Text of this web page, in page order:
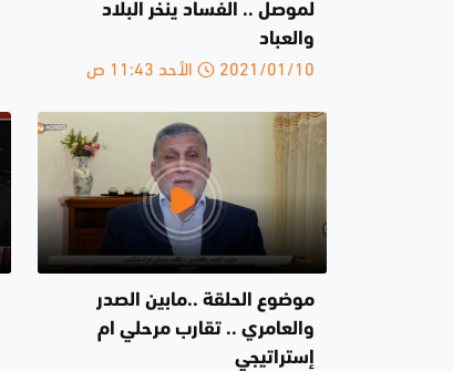
لموصل .. الفساد ينخر البلاد
والعباد
2021/01/10 الأحد 11:43 ص
موضوع الحلقة ..مابين الصدر
والعامري .. تقارب مرحلي ام
إستراتيجي